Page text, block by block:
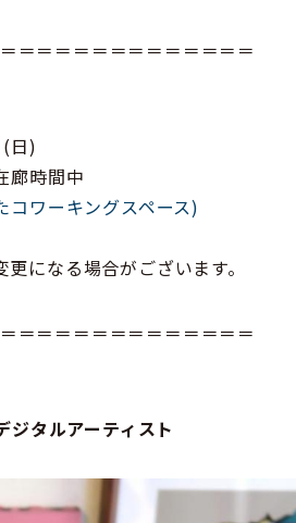
＝＝＝＝＝＝＝＝＝＝＝＝＝
日)
廊時間中
ワーキングスペース)
になる場合がございます。
＝＝＝＝＝＝＝＝＝＝＝＝＝
タルアーティスト